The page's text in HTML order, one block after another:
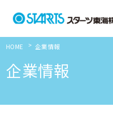
HOME 企業情報
企業情報